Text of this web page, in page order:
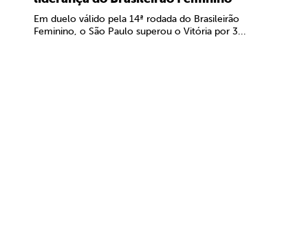
Em duelo válido pela 14ª rodada do Brasileirão
Feminino, o São Paulo superou o Vitória por 3...